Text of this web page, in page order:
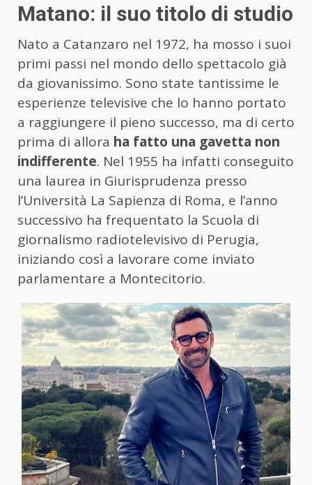
Matano: il suo titolo di studio
Nato a Catanzaro nel 1972, ha mosso i suoi
primi passi nel mondo dello spettacolo già
da giovanissimo. Sono state tantissime le
esperienze televisive che lo hanno portato
a raggiungere il pieno successo, ma di certo
prima di allora ha fatto una gavetta non
indifferente. Nel 1955 ha infatti conseguito
una laurea in Giurisprudenza presso
l’Università La Sapienza di Roma, e l’anno
successivo ha frequentato la Scuola di
giornalismo radiotelevisivo di Perugia,
iniziando così a lavorare come inviato
parlamentare a Montecitorio.